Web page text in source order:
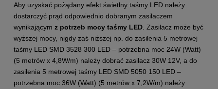
Aby uzyskać pożądany efekt świetlny taśmy LED należy
dostarczyć prąd odpowiednio dobranym zasilaczem
wynikającym z potrzeb mocy taśmy LED . Zasilacz może być
wyższej mocy, nigdy zaś niższej np. do zasilenia 5 metrowej
taśmy LED SMD 3528 300 LED – potrzebna moc 24W (Watt)
(5 metrów x 4,8W/m) należy dobrać zasilacz 30W 12V, a do
zasilenia 5 metrowej taśmy LED SMD 5050 150 LED –
potrzebna moc 36W (Watt) (5 metrów x 7,2W/m) należy